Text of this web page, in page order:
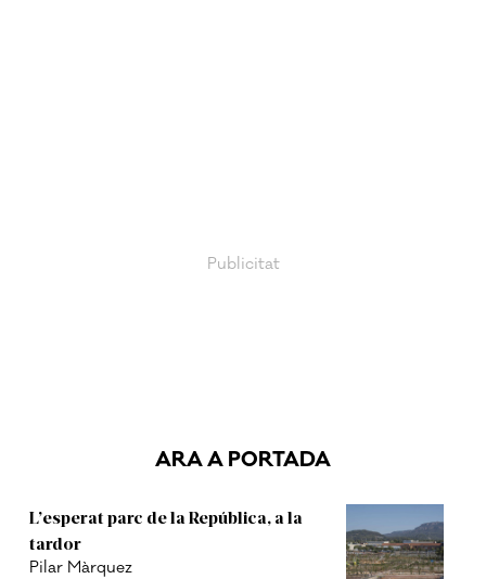
ARA A PORTADA
L’esperat parc de la República, a la
tardor
Pilar Màrquez